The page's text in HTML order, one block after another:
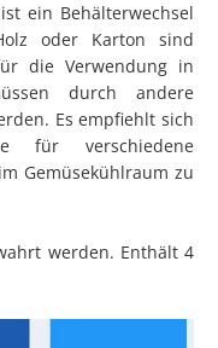
ein Behälterwechsel
oder Karton sind
die Verwendung in
durch andere
Es empfiehlt sich
für verschiedene
Gemüsekühlraum zu
werden. Enthält 4